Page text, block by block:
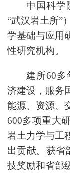
中国科学
“武汉岩土所”
学基础与应用
性研究机构。
建所60多
济建设，服务
能源、资源、
600多项重大
岩土力学与工
出贡献。获省
技奖励和省部